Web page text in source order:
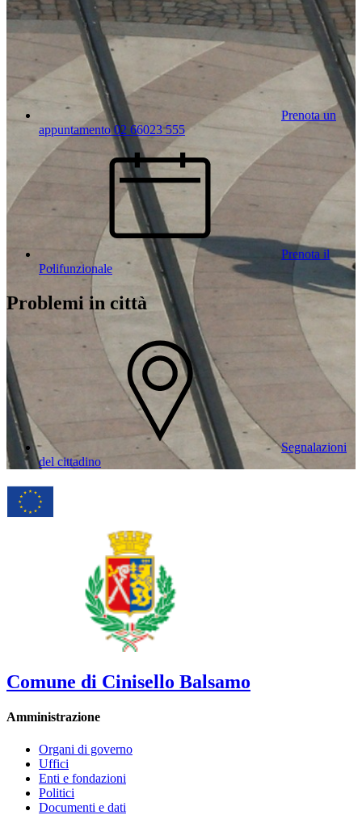
Prenota un
appuntamento 02 66023 555
Prenota il
Polifunzionale
Problemi in città
Segnalazioni
del cittadino
Comune di Cinisello Balsamo
Amministrazione
Organi di governo
Uffici
Enti e fondazioni
Politici
Documenti e dati